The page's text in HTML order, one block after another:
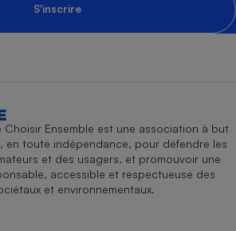
S'inscrire
Choisir Ensemble est une association à but
en toute indépendance, pour défendre les
et des usagers, et promouvoir une
accessible et respectueuse des
et environnementaux.